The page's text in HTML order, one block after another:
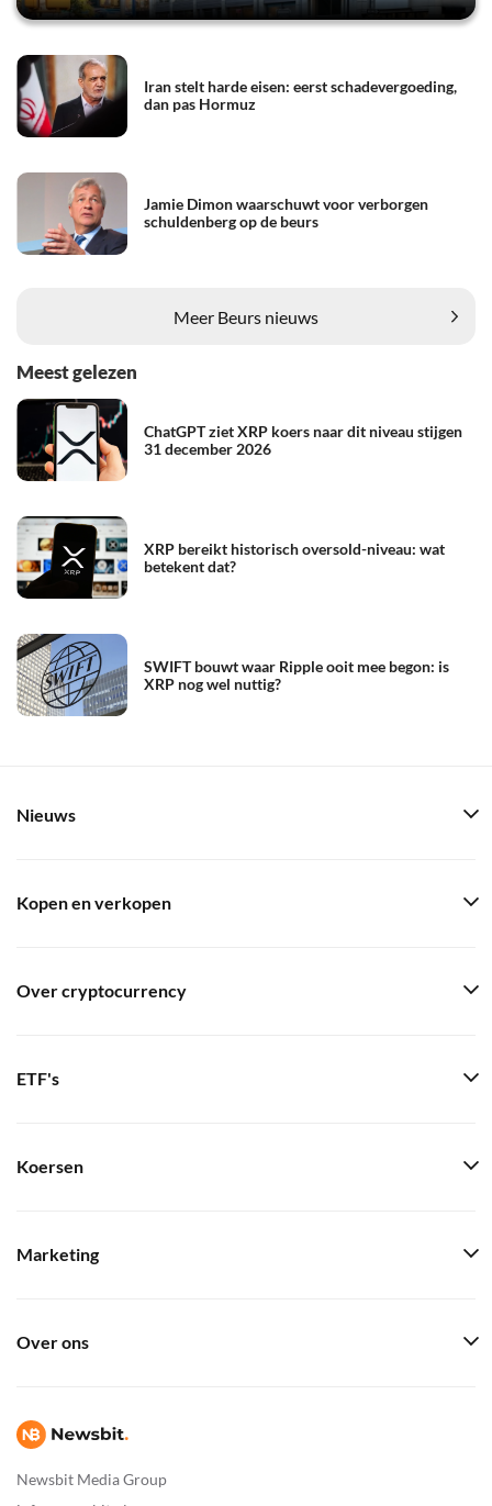
Iran stelt harde eisen: eerst schadevergoeding,
dan pas Hormuz
Jamie Dimon waarschuwt voor verborgen
schuldenberg op de beurs
Meer Beurs nieuws
Meest gelezen
ChatGPT ziet XRP koers naar dit niveau stijgen
31 december 2026
XRP bereikt historisch oversold-niveau: wat
betekent dat?
SWIFT bouwt waar Ripple ooit mee begon: is
XRP nog wel nuttig?
Newsbit Media Group
Nieuws
Kopen en verkopen
Over cryptocurrency
ETF's
Koersen
Marketing
Over ons